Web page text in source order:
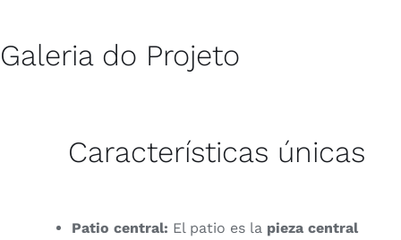
Galeria do Projeto
Características únicas
Patio central: El patio es la pieza central